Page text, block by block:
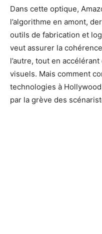
Dans cette optique,
l’algorithme en amont,
outils de fabrication et
veut assurer la
l’autre, tout en
visuels. Mais comment
technologies à
par la grève des